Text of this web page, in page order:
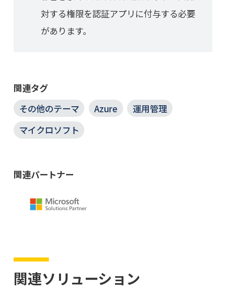
対する権限を認証アプリに付与する必要
があります。
関連タグ
その他のテーマ
Azure
運用管理
マイクロソフト
関連パートナー
関連ソリューション